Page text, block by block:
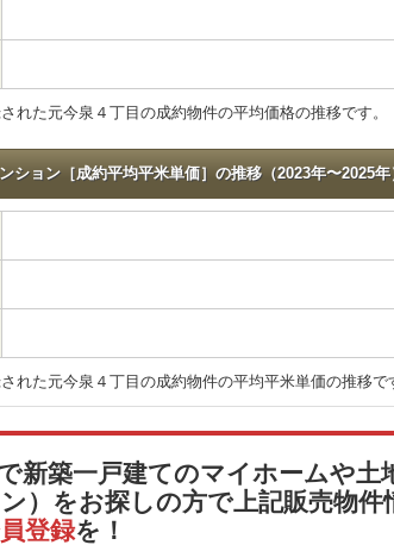
れた元今泉４丁目の成約物件の平均価格の推移です。
ション［成約平均平米単価］の推移（2023年〜2025年
れた元今泉４丁目の成約物件の平均平米単価の推移で
新築一戸建てのマイホームや土
）をお探しの方で上記販売物
登録を！